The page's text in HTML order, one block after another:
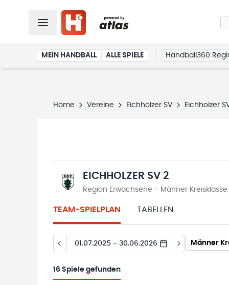
MEIN HANDBALL ALLE SPIELE Handball360
Home Vereine Eichholzer SV Eichholzer
EICHHOLZER SV 2
Region Erwachsene - Männer
TEAM-SPIELPLAN TABELLEN
01.07.2025 - 30.06.2026 Männer
16 Spiele gefunden